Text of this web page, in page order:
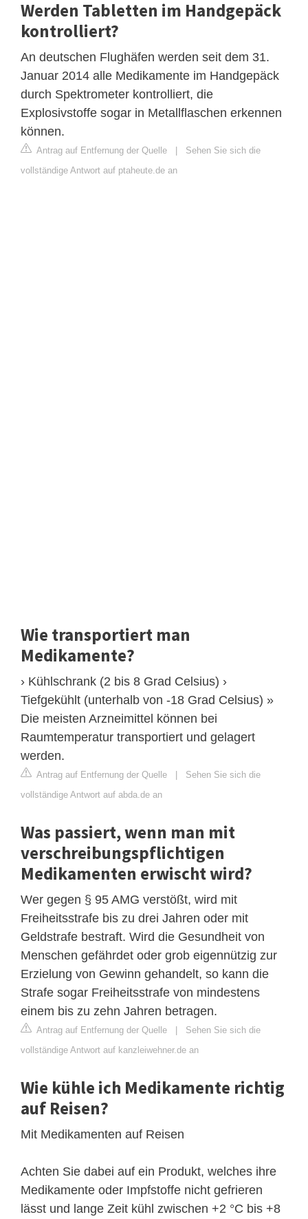
Werden Tabletten im Handgepäck
kontrolliert?
An deutschen Flughäfen werden seit dem 31.
Januar 2014 alle Medikamente im Handgepäck
durch Spektrometer kontrolliert, die
Explosivstoffe sogar in Metallflaschen erkennen
können.
Antrag auf Entfernung der Quelle | Sehen Sie sich die
vollständige Antwort auf ptaheute.de an
Wie transportiert man
Medikamente?
› Kühlschrank (2 bis 8 Grad Celsius) ›
Tiefgekühlt (unterhalb von -18 Grad Celsius) »
Die meisten Arzneimittel können bei
Raumtemperatur transportiert und gelagert
werden.
Antrag auf Entfernung der Quelle | Sehen Sie sich die
vollständige Antwort auf abda.de an
Was passiert, wenn man mit
verschreibungspflichtigen
Medikamenten erwischt wird?
Wer gegen § 95 AMG verstößt, wird mit
Freiheitsstrafe bis zu drei Jahren oder mit
Geldstrafe bestraft. Wird die Gesundheit von
Menschen gefährdet oder grob eigennützig zur
Erzielung von Gewinn gehandelt, so kann die
Strafe sogar Freiheitsstrafe von mindestens
einem bis zu zehn Jahren betragen.
Antrag auf Entfernung der Quelle | Sehen Sie sich die
vollständige Antwort auf kanzleiwehner.de an
Wie kühle ich Medikamente richtig
auf Reisen?
Mit Medikamenten auf Reisen
Achten Sie dabei auf ein Produkt, welches ihre
Medikamente oder Impfstoffe nicht gefrieren
lässt und lange Zeit kühl zwischen +2 °C bis +8